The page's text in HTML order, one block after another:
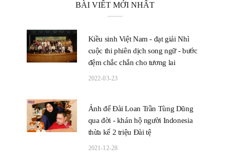
BÀI VIẾT MỚI NHẤT
Kiều sinh Việt Nam - đạt giải Nhì
cuộc thi phiên dịch song ngữ - bước
đệm chắc chắn cho tương lai
2022-03-23
Ảnh đế Đài Loan Trần Tùng Dũng
qua đời - khán hộ người Indonesia
thừa kế 2 triệu Đài tệ
2021-12-28